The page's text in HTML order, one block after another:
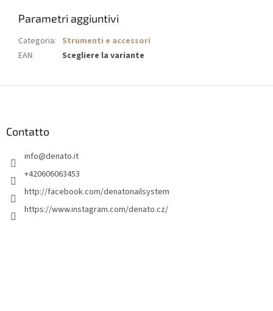
Parametri aggiuntivi
Categoria: Strumenti e accessori
EAN: Scegliere la variante
Contatto
info@denato.it
+420606063453
http://facebook.com/denatonailsystem
https://www.instagram.com/denato.cz/